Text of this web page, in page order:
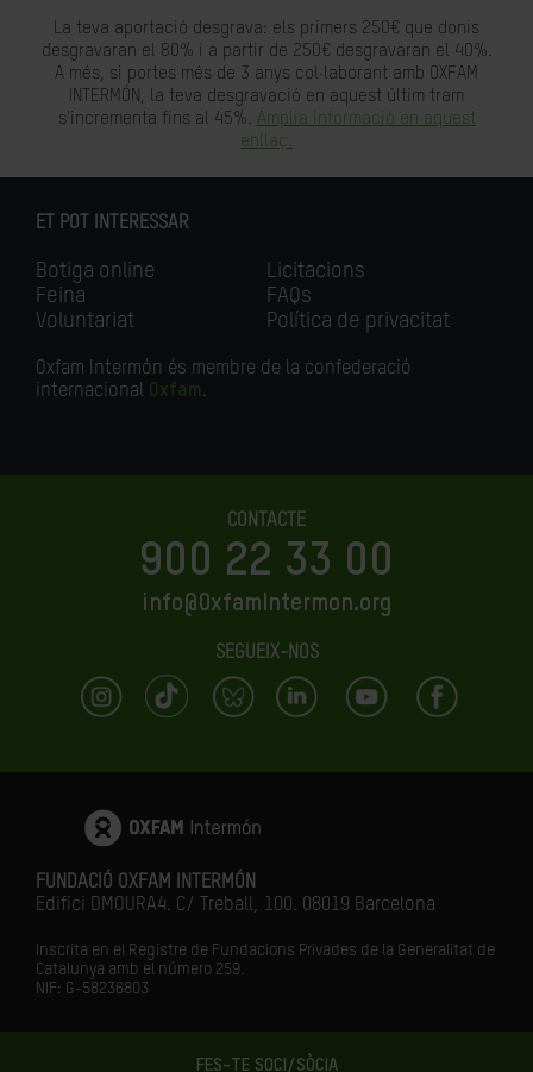
FES-TE SOCI/SÒCIA
La teva aportació desgrava: els primers 250€ que donis
desgravaran el 80% i a partir de 250€ desgravaran el 40%.
A més, si portes més de 3 anys col·laborant amb OXFAM
INTERMÓN, la teva desgravació en aquest últim tram
s'incrementa fins al 45%. Amplia informació en aquest
enllaç.
ET POT INTERESSAR
Botiga online
Feina
Voluntariat
Licitacions
FAQs
Política de privacitat
Oxfam Intermón és membre de la confederació
internacional Oxfam.
CONTACTE
900 22 33 00
info@OxfamIntermon.org
SEGUEIX-NOS
FUNDACIÓ OXFAM INTERMÓN
Edifici DMOURA4. C/ Treball, 100. 08019 Barcelona
Inscrita en el Registre de Fundacions Privades de la Generalitat de
Catalunya amb el número 259.
NIF: G-58236803